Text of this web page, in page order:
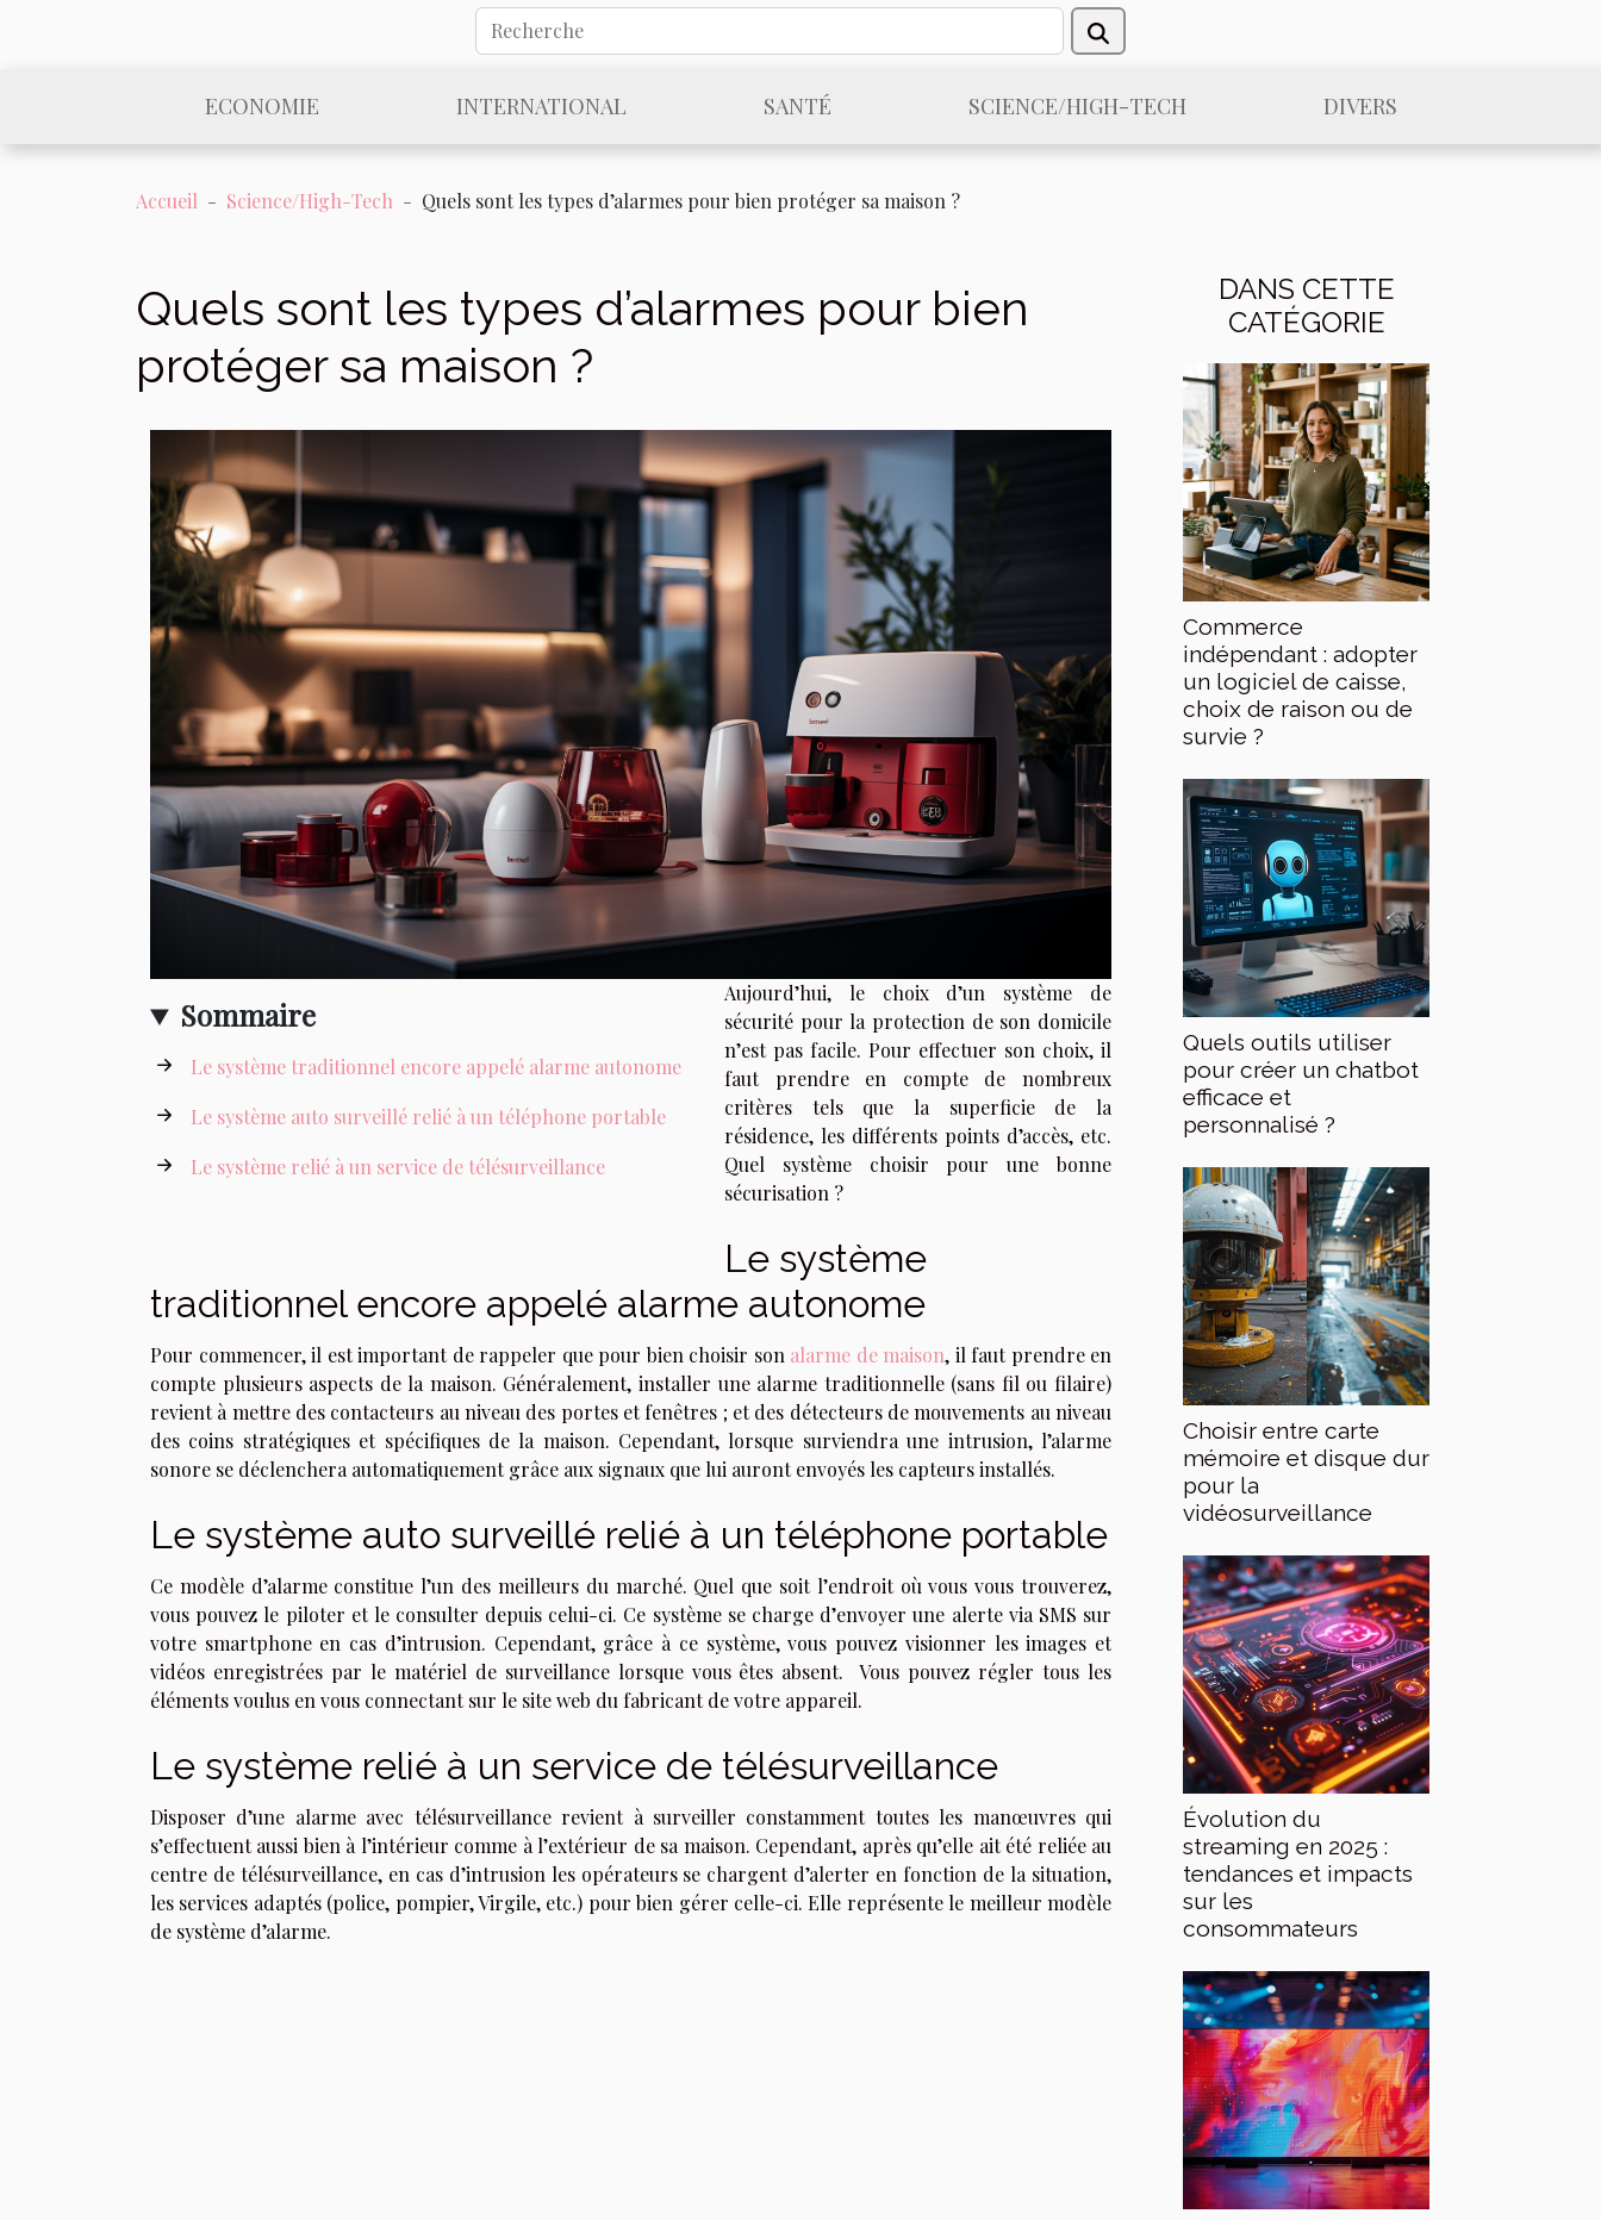
ECONOMIE INTERNATIONAL SANTÉ SCIENCE/HIGH-TECH DIVERS
Accueil Science/High-Tech Quels sont les types d’alarmes pour bien protéger sa maison ?
Quels sont les types d’alarmes pour bien
protéger sa maison ?
Sommaire
Le système traditionnel encore appelé alarme autonome
Le système auto surveillé relié à un téléphone portable
Le système relié à un service de télésurveillance
Aujourd’hui, le choix d’un système de
sécurité pour la protection de son domicile
n’est pas facile. Pour effectuer son choix, il
faut prendre en compte de nombreux
critères tels que la superficie de la
résidence, les différents points d’accès, etc.
Quel système choisir pour une bonne
sécurisation ?
Le système
traditionnel encore appelé alarme autonome
Pour commencer, il est important de rappeler que pour bien choisir son alarme de maison, il faut prendre en
compte plusieurs aspects de la maison. Généralement, installer une alarme traditionnelle (sans fil ou filaire)
revient à mettre des contacteurs au niveau des portes et fenêtres ; et des détecteurs de mouvements au niveau
des coins stratégiques et spécifiques de la maison. Cependant, lorsque surviendra une intrusion, l’alarme
sonore se déclenchera automatiquement grâce aux signaux que lui auront envoyés les capteurs installés.
Le système auto surveillé relié à un téléphone portable
Ce modèle d’alarme constitue l’un des meilleurs du marché. Quel que soit l’endroit où vous vous trouverez,
vous pouvez le piloter et le consulter depuis celui-ci. Ce système se charge d’envoyer une alerte via SMS sur
votre smartphone en cas d’intrusion. Cependant, grâce à ce système, vous pouvez visionner les images et
vidéos enregistrées par le matériel de surveillance lorsque vous êtes absent. Vous pouvez régler tous les
éléments voulus en vous connectant sur le site web du fabricant de votre appareil.
Le système relié à un service de télésurveillance
Disposer d’une alarme avec télésurveillance revient à surveiller constamment toutes les manœuvres qui
s’effectuent aussi bien à l’intérieur comme à l’extérieur de sa maison. Cependant, après qu’elle ait été reliée au
centre de télésurveillance, en cas d’intrusion les opérateurs se chargent d’alerter en fonction de la situation,
les services adaptés (police, pompier, Virgile, etc.) pour bien gérer celle-ci. Elle représente le meilleur modèle
de système d’alarme.
DANS CETTE
CATÉGORIE
Commerce
indépendant : adopter
un logiciel de caisse,
choix de raison ou de
survie ?
Quels outils utiliser
pour créer un chatbot
efficace et
personnalisé ?
Choisir entre carte
mémoire et disque dur
pour la
vidéosurveillance
Évolution du
streaming en 2025 :
tendances et impacts
sur les
consommateurs